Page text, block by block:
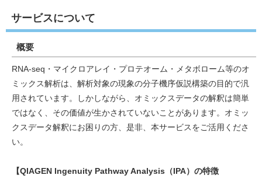
次世代データマイニング
タンパク質工学
プロテオーム解析・タンパク質網羅的同定・LC-MS分析・配列解
析（ペプチドシーケンス）
質量分析・試料分析
プロテオーム解析 メタボローム解析
サービスについて
概要
RNA-seq・マイクロアレイ・プロテオーム・メタボローム等のオ
ミックス解析は、解析対象の現象の分子機序仮説構築の目的で汎
用されています。しかしながら、オミックスデータの解釈は簡単
ではなく、その価値が生かされていないことがあります。オミッ
クスデータ解釈にお困りの方、是非、本サービスをご活用くださ
い。
【QIAGEN Ingenuity Pathway Analysis（IPA）の特徴
ワケンG オンラインショップ
和研薬 ホームページ